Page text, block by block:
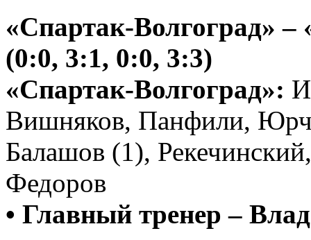
«Спартак-Волгоград»
(0:0, 3:1, 0:0, 3:3)
«Спартак-Волгоград»:
Вишняков, Панфили,
Балашов (1),
Федоров
• Главный тренер –